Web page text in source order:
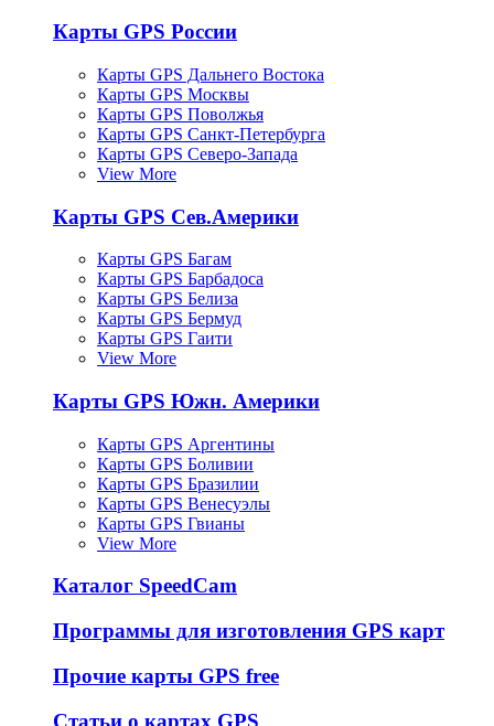
Карты GPS России
Карты GPS Дальнего Востока
Карты GPS Москвы
Карты GPS Поволжья
Карты GPS Санкт-Петербурга
Карты GPS Северо-Запада
View More
Карты GPS Сев.Америки
Карты GPS Багам
Карты GPS Барбадоса
Карты GPS Белиза
Карты GPS Бермуд
Карты GPS Гаити
View More
Карты GPS Южн. Америки
Карты GPS Аргентины
Карты GPS Боливии
Карты GPS Бразилии
Карты GPS Венесуэлы
Карты GPS Гвианы
View More
Каталог SpeedCam
Программы для изготовления GPS карт
Прочие карты GPS free
Статьи о картах GPS